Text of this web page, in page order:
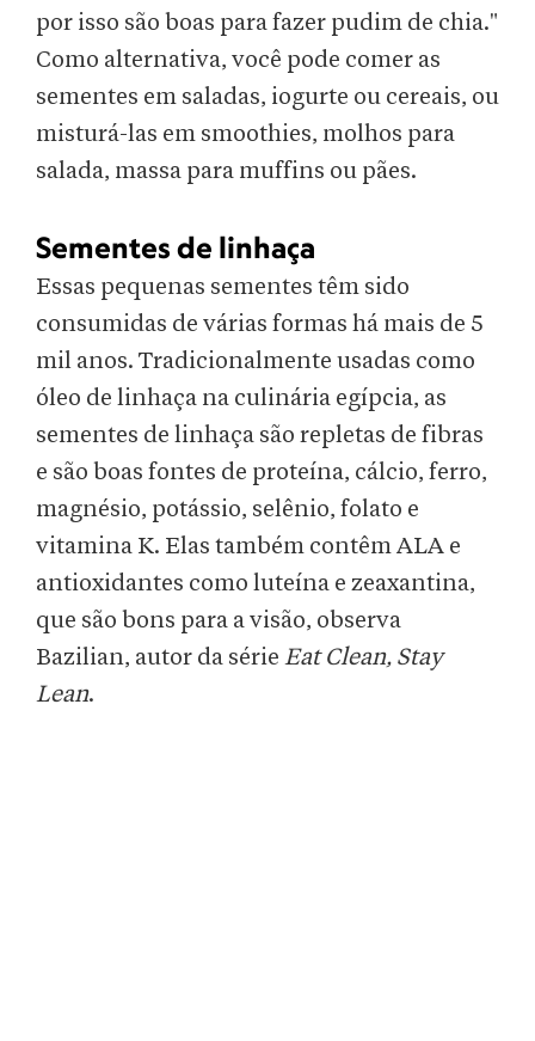
por isso são boas para fazer pudim de chia."
Como alternativa, você pode comer as
sementes em saladas, iogurte ou cereais, ou
misturá-las em smoothies, molhos para
salada, massa para muffins ou pães.
Sementes de linhaça
Essas pequenas sementes têm sido
consumidas de várias formas há mais de 5
mil anos. Tradicionalmente usadas como
óleo de linhaça na culinária egípcia, as
sementes de linhaça são repletas de fibras
e são boas fontes de proteína, cálcio, ferro,
magnésio, potássio, selênio, folato e
vitamina K. Elas também contêm ALA e
antioxidantes como luteína e zeaxantina,
que são bons para a visão, observa
Bazilian, autor da série Eat Clean, Stay
Lean.